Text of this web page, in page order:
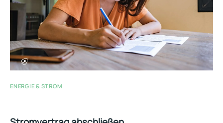
ENERGIE & STROM